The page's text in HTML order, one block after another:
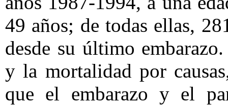
49 años; de todas ellas,
desde su último
y la mortalidad por
que el embarazo y el